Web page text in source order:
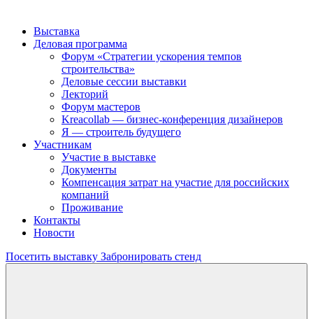
Выставка
Деловая программа
Форум «Стратегии ускорения темпов
строительства»
Деловые сессии выставки
Лекторий
Форум мастеров
Kreacollab — бизнес-конференция дизайнеров
Я — строитель будущего
Участникам
Участие в выставке
Документы
Компенсация затрат на участие для российских
компаний
Проживание
Контакты
Новости
Посетить выставку Забронировать стенд